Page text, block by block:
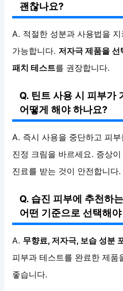
괜찮나요?
A. 적절한 성분과 사용법을
가능합니다. 저자극 제품을 선
패치 테스트를 권장합니다.
Q. 틴트 사용 시 피부가
어떻게 해야 하나요?
A. 즉시 사용을 중단하고 피
진정 크림을 바르세요. 증상
진료를 받는 것이 안전합니다.
Q. 습진 피부에 추천하
어떤 기준으로 선택해
A. 무향료, 저자극, 보습 성분
피부과 테스트를 완료한 제품
좋습니다.